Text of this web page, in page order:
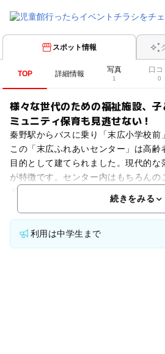
スポット情報
TOP 詳細情報 写真
1
口コ
0
様々な世代のための福祉施設、
ミュニティ保育も見逃せない！
秦野駅からバスに乗り「末広小学校前
この「末広ふれあいセンター」は高齢
目的として建てられました。現代的
が特徴です。センター内はもちろんの
ドで外遊びも楽しめます。また月１回
続きをみる
利用は中学生まで